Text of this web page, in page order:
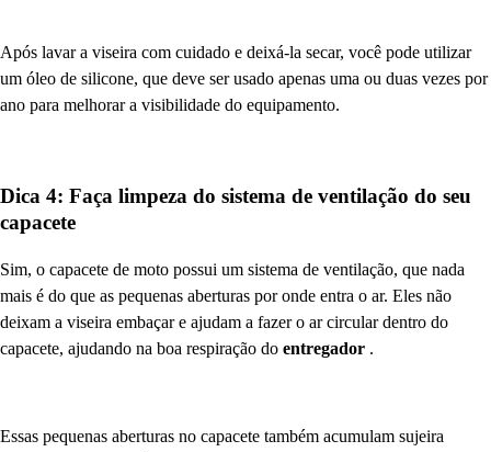
Após lavar a viseira com cuidado e deixá-la secar, você pode utilizar
um óleo de silicone, que deve ser usado apenas uma ou duas vezes por
ano para melhorar a visibilidade do equipamento.
Dica 4: Faça limpeza do sistema de ventilação do seu
capacete
Sim, o capacete de moto possui um sistema de ventilação, que nada
mais é do que as pequenas aberturas por onde entra o ar. Eles não
deixam a viseira embaçar e ajudam a fazer o ar circular dentro do
capacete, ajudando na boa respiração do entregador .
Essas pequenas aberturas no capacete também acumulam sujeira